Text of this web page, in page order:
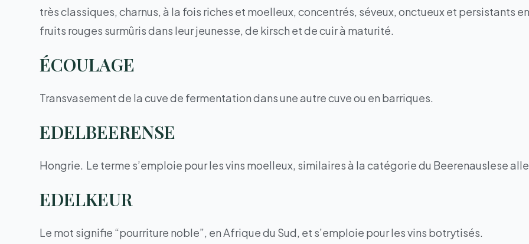
très classiques, charnus, à la fois riches et moelleux, concentrés, séveux, onctueux et persistants
fruits rouges surmûris dans leur jeunesse, de kirsch et de cuir à maturité.
ÉCOULAGE
Transvasement de la cuve de fermentation dans une autre cuve ou en barriques.
EDELBEERENSE
Hongrie. Le terme s’emploie pour les vins moelleux, similaires à la catégorie du Beerenauslese
EDELKEUR
Le mot signifie “pourriture noble”, en Afrique du Sud, et s’emploie pour les vins botrytisés.